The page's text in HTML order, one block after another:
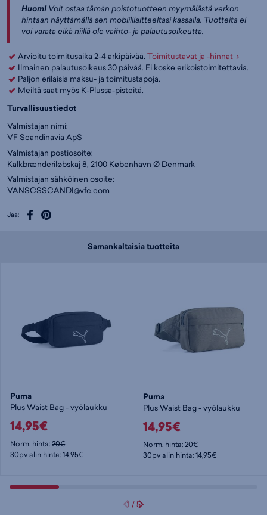
Huom!Voit ostaa tämän poistotuotteen myymälästä verkon
hintaan näyttämällä sen mobiililaitteeltasi kassalla. Tuotteita ei
voi varata eikä niillä ole vaihto- ja palautusoikeutta.
Arvioitu toimitusaika 2-4 arkipäivää. Toimitustavat ja -hinnat
Ilmainen palautusoikeus 30 päivää. Ei koske erikoistoimitettavia.
Paljon erilaisia maksu- ja toimitustapoja.
Meiltä saat myös K-Plussa-pisteitä.
Turvallisuustiedot
Valmistajan nimi:
VF Scandinavia ApS
Valmistajan postiosoite:
Kalkbrænderiløbskaj 8, 2100 København Ø Denmark
Valmistajan sähköinen osoite:
VANSCSSCANDI@vfc.com
Jaa:
Samankaltaisia tuotteita
Puma
Plus Waist Bag - vyölaukku
14,95€
Norm. hinta:20€
30pv alin hinta: 14,95€
Puma
Plus Waist Bag - vyölaukku
14,95€
Norm. hinta:20€
30pv alin hinta: 14,95€
1 /5